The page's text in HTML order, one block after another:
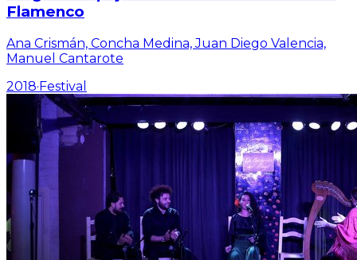
Flamenco
Ana Crismán, Concha Medina, Juan Diego Valencia,
Manuel Cantarote
2018·Festival